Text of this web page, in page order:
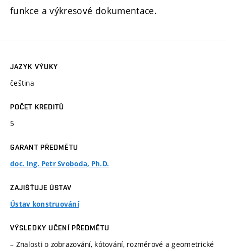
funkce a výkresové dokumentace.
JAZYK VÝUKY
čeština
POČET KREDITŮ
5
GARANT PŘEDMĚTU
doc. Ing. Petr Svoboda, Ph.D.
ZAJIŠŤUJE ÚSTAV
Ústav konstruování
VÝSLEDKY UČENÍ PŘEDMĚTU
– Znalosti o zobrazování, kótování, rozměrové a geometrické